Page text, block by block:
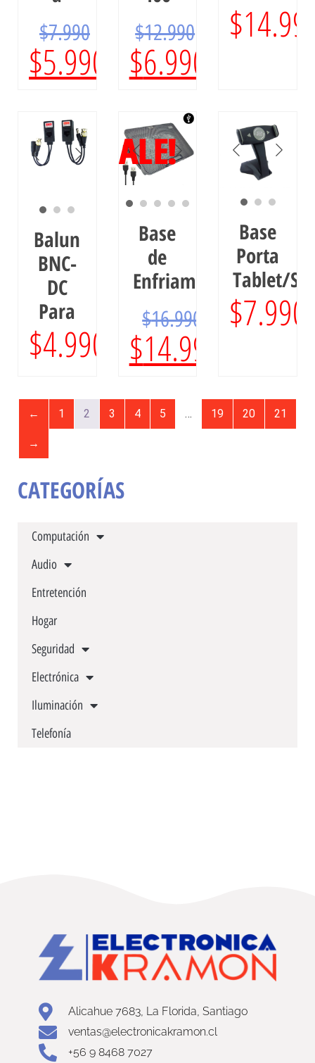
$7.990
$5.990
$12.990
$6.990
$
Balun
BNC-
DC
Para
$4.990
SALE!
Base
de
Enfriamiento
$16.990
$14.990
Base
Porta
Tablet/
$7.990
← 1 2 3 4 5 … 19 20 21
→
CATEGORÍAS
Computación
Audio
Entretención
Hogar
Seguridad
Electrónica
Iluminación
Telefonía
Alicahue 7683, La Florida, Santiago
ventas@electronicakramon.cl
+56 9 8468 7027